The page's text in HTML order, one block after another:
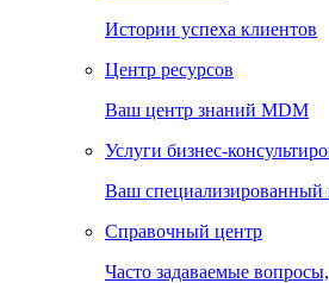
Истории успеха клиентов
Центр ресурсов
Ваш центр знаний MDM
Услуги бизнес-
Ваш специализированный
Справочный центр
Часто задаваемые